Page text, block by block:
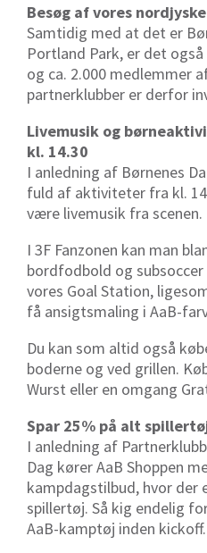
Besøg af vores
Samtidig med at det er
Portland Park, er det
og ca. 2.000 medlemmer
partnerklubber er derfor
Livemusik og
kl. 14.30
I anledning af Børnenes
fuld af aktiviteter fra kl.
være livemusik fra scenen.
I 3F Fanzonen kan man
bordfodbold og
vores Goal Station,
få ansigtsmaling i AaB-
Du kan som altid også
boderne og ved grillen.
Wurst eller en omgang
Spar 25% på alt
I anledning af
Dag kører AaB Shoppen
kampdagstilbud, hvor der
spillertøj. Så kig endelig
AaB-kamptøj inden kickoff.